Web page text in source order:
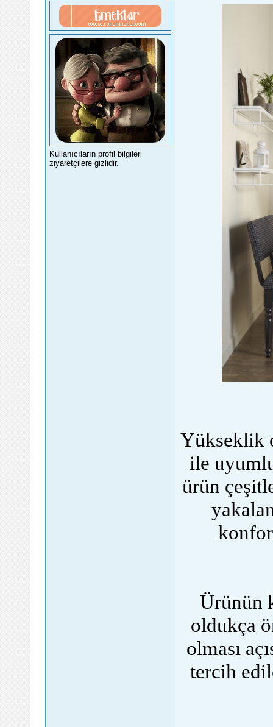
Kullanıcıların profil bilgileri
ziyaretçilere gizlidir.
Yükseklik
ile
ürün
Ürünün
oldukça
olması
tercih